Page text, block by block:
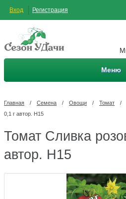
Вход Регистрация
Меню
Главная / Семена / Овощи / Томат /
0,1 г автор. Н15
Томат Сливка
автор. Н15